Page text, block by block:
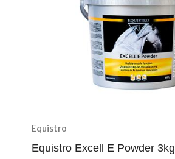
Equistro
Equistro Excell E Powder 3kg